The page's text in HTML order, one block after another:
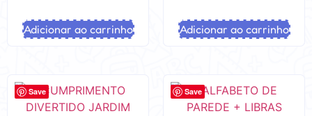
Adicionar ao carrinho Adicionar ao carrinho
Save Save